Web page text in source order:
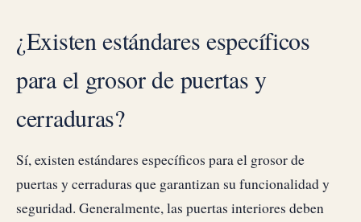
¿Existen estándares específicos
para el grosor de puertas y
cerraduras?
Sí, existen estándares específicos para el grosor de
puertas y cerraduras que garantizan su funcionalidad y
seguridad. Generalmente, las puertas interiores deben